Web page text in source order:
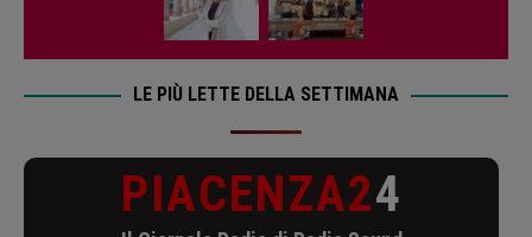
LE PIÙ LETTE DELLA SETTIMANA
PIACENZA24